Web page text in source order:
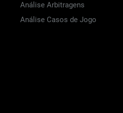
Análise Arbitragens
Análise Casos de Jogo